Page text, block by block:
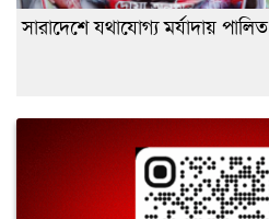
সারাদেশে যথাযোগ্য মর্যাদায় পালিত